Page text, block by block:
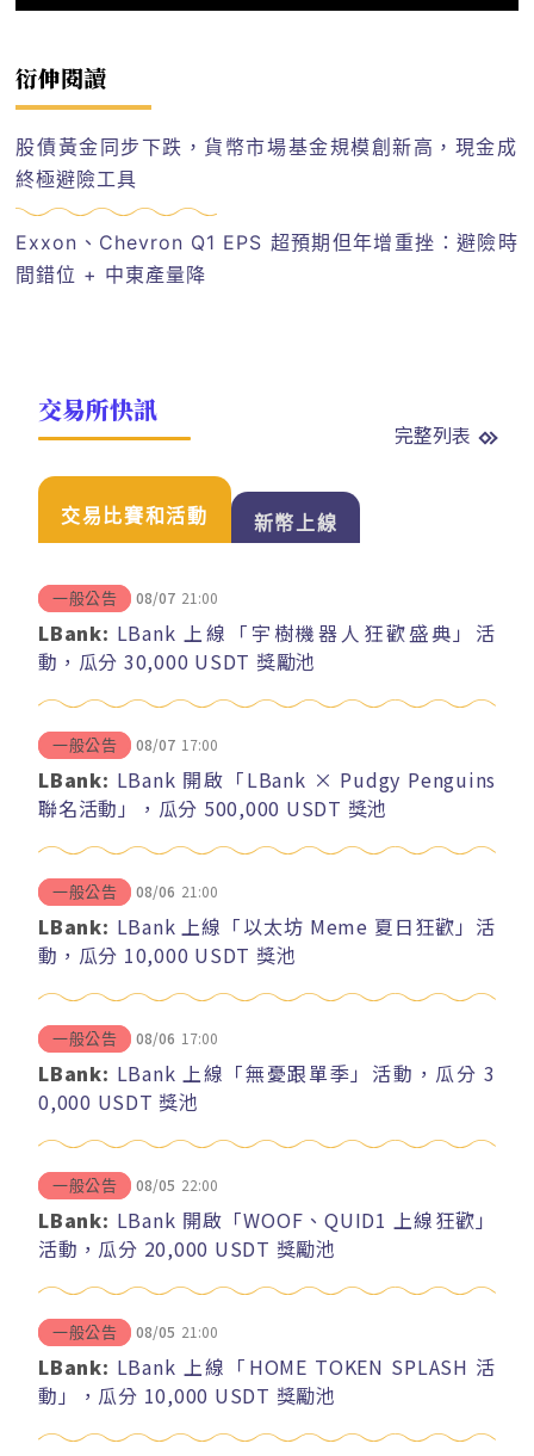
衍伸閱讀
股債黃金同步下跌，貨幣市場基金規模創新高，現金成
終極避險工具
Exxon、Chevron Q1 EPS 超預期但年增重挫：避險時
間錯位 + 中東產量降
交易所快訊
完整列表
交易比賽和活動 新幣上線
一般公告 08/07 21:00
LBank: LBank 上線「宇樹機器人狂歡盛典」活
動，瓜分 30,000 USDT 獎勵池
一般公告 08/07 17:00
LBank: LBank 開啟「LBank × Pudgy Penguins
聯名活動」，瓜分 500,000 USDT 獎池
一般公告 08/06 21:00
LBank: LBank 上線「以太坊 Meme 夏日狂歡」活
動，瓜分 10,000 USDT 獎池
一般公告 08/06 17:00
LBank: LBank 上線「無憂跟單季」活動，瓜分 3
0,000 USDT 獎池
一般公告 08/05 22:00
LBank: LBank 開啟「WOOF、QUID1 上線狂歡」
活動，瓜分 20,000 USDT 獎勵池
一般公告 08/05 21:00
LBank: LBank 上線「HOME TOKEN SPLASH 活
動」，瓜分 10,000 USDT 獎勵池